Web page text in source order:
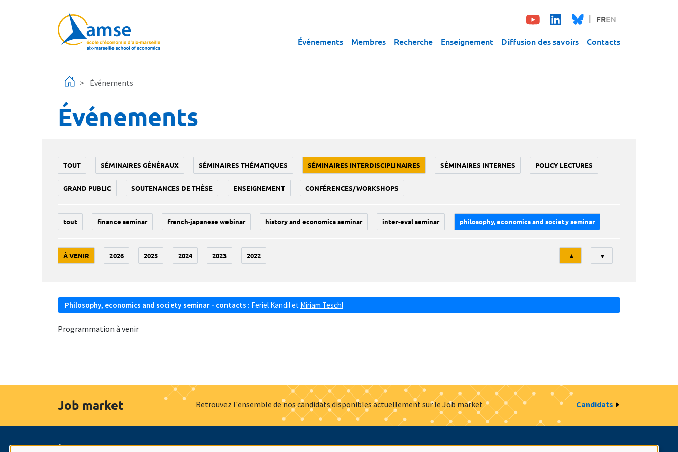
FREN
Événements Membres Recherche Enseignement Diffusion des savoirs Contacts
Événements
Événements
TOUT SÉMINAIRES GÉNÉRAUX SÉMINAIRES THÉMATIQUES SÉMINAIRES INTERDISCIPLINAIRES SÉMINAIRES INTERNES POLICY LECTURES
GRAND PUBLIC SOUTENANCES DE THÈSE ENSEIGNEMENT CONFÉRENCES/WORKSHOPS
tout finance seminar french-japanese webinar history and economics seminar inter-eval seminar philosophy, economics and society seminar
À VENIR 2026 2025 2024 2023 2022
Tri
▲ ▼
Philosophy, economics and society seminar - contacts : Feriel Kandilet Miriam Teschl
Programmation à venir
Job market Retrouvez l'ensemble de nos candidats disponibles actuellement sur le Job market Candidats
À propos Nos engagements Hommage à Actualités Offres d'emploi Presse Mentions légales Gestion des cookies Intranet